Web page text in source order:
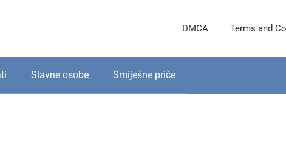
DMCA Terms and
Slavne osobe Smiješne priče